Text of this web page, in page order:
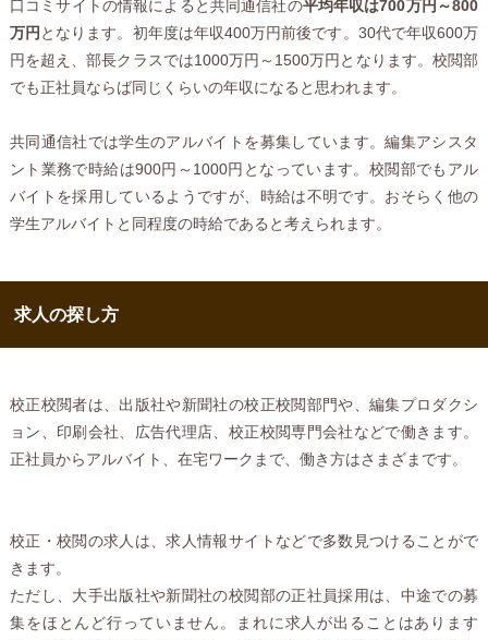
口コミサイトの情報によると共同通信社の平均年収は700万円～800
万円 となります。初年度は年収400万円前後です。30代で年収600万
円を超え、部長クラスでは1000万円～1500万円となります。校閲部
でも正社員ならば同じくらいの年収になると思われます。
共同通信社では学生のアルバイトを募集しています。編集アシスタ
ント業務で時給は900円～1000円となっています。校閲部でもアル
バイトを採用しているようですが、時給は不明です。おそらく他の
学生アルバイトと同程度の時給であると考えられます。
求人の探し方
校正校閲者は、出版社や新聞社の校正校閲部門や、編集プロダクシ
ョン、印刷会社、広告代理店、校正校閲専門会社などで働きます。
正社員からアルバイト、在宅ワークまで、働き方はさまざまです。
校正・校閲の求人は、求人情報サイトなどで多数見つけることがで
きます。
ただし、大手出版社や新聞社の校閲部の正社員採用は、中途での募
集をほとんど行っていません。まれに求人が出ることはあります